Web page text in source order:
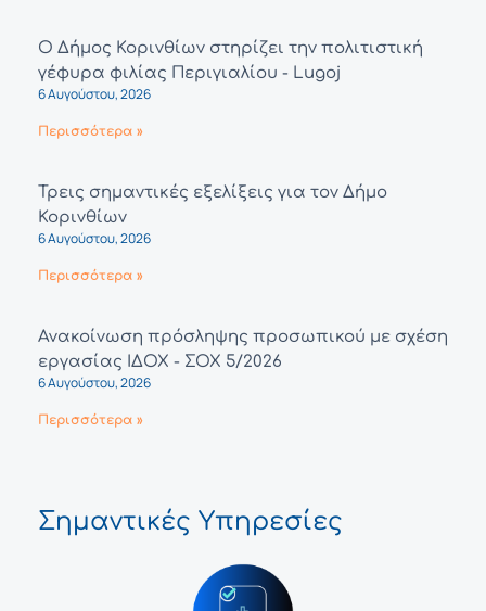
Ο Δήμος Κορινθίων στηρίζει την πολιτιστική
γέφυρα φιλίας Περιγιαλίου - Lugoj
6 Αυγούστου, 2026
Περισσότερα »
Τρεις σημαντικές εξελίξεις για τον Δήμο
Κορινθίων
6 Αυγούστου, 2026
Περισσότερα »
Ανακοίνωση πρόσληψης προσωπικού με σχέση
εργασίας ΙΔΟΧ - ΣΟΧ 5/2026
6 Αυγούστου, 2026
Περισσότερα »
Σημαντικές Υπηρεσίες